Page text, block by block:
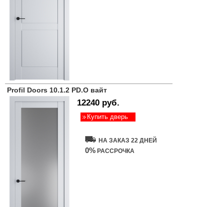
Profil Doors 10.1.2 PD.O вайт
12240 руб.
Купить дверь
НА ЗАКАЗ 22 ДНЕЙ
0% РАССРОЧКА